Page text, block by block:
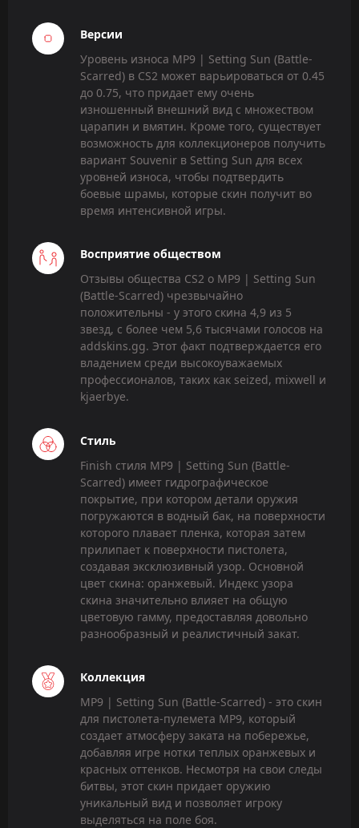
Версии
Уровень износа MP9 | Setting Sun (Battle-
Scarred) в CS2 может варьироваться от 0.45
до 0.75, что придает ему очень
изношенный внешний вид с множеством
царапин и вмятин. Кроме того, существует
возможность для коллекционеров получить
вариант Souvenir в Setting Sun для всех
уровней износа, чтобы подтвердить
боевые шрамы, которые скин получит во
время интенсивной игры.
Восприятие обществом
Отзывы общества CS2 о MP9 | Setting Sun
(Battle-Scarred) чрезвычайно
положительны - у этого скина 4,9 из 5
звезд, с более чем 5,6 тысячами голосов на
addskins.gg. Этот факт подтверждается его
владением среди высокоуважаемых
профессионалов, таких как seized, mixwell и
kjaerbye.
Стиль
Finish стиля MP9 | Setting Sun (Battle-
Scarred) имеет гидрографическое
покрытие, при котором детали оружия
погружаются в водный бак, на поверхности
которого плавает пленка, которая затем
прилипает к поверхности пистолета,
создавая эксклюзивный узор. Основной
цвет скина: оранжевый. Индекс узора
скина значительно влияет на общую
цветовую гамму, предоставляя довольно
разнообразный и реалистичный закат.
Коллекция
MP9 | Setting Sun (Battle-Scarred) - это скин
для пистолета-пулемета MP9, который
создает атмосферу заката на побережье,
добавляя игре нотки теплых оранжевых и
красных оттенков. Несмотря на свои следы
битвы, этот скин придает оружию
уникальный вид и позволяет игроку
выделяться на поле боя.